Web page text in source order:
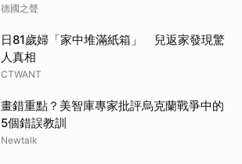
德國之聲
日81歲婦「家中堆滿紙箱」 兒返家發現驚
人真相
CTWANT
畫錯重點？美智庫專家批評烏克蘭戰爭中的
5個錯誤教訓
Newtalk